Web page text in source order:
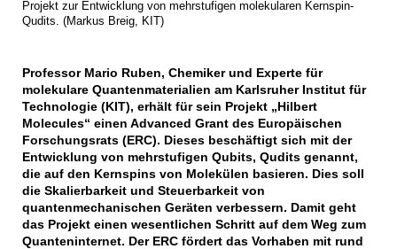
Projekt zur Entwicklung von mehrstufigen molekularen Kernspin-
Qudits. (Markus Breig, KIT)
Professor Mario Ruben, Chemiker und Experte für
molekulare Quantenmaterialien am Karlsruher Institut für
Technologie (KIT), erhält für sein Projekt „Hilbert
Molecules“ einen Advanced Grant des Europäischen
Forschungsrats (ERC). Dieses beschäftigt sich mit der
Entwicklung von mehrstufigen Qubits, Qudits genannt,
die auf den Kernspins von Molekülen basieren. Dies soll
die Skalierbarkeit und Steuerbarkeit von
quantenmechanischen Geräten verbessern. Damit geht
das Projekt einen wesentlichen Schritt auf dem Weg zum
Quanteninternet. Der ERC fördert das Vorhaben mit rund